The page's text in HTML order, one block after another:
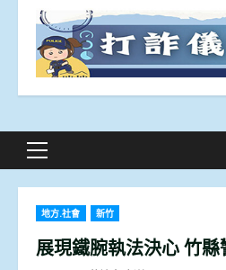
Primary
地方.社會 新竹
展現鐵腕執法決心 竹